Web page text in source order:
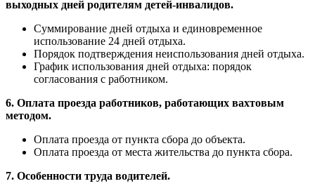
выходных дней родителям детей-инвалидов.
Суммирование дней отдыха и единовременное
использование 24 дней отдыха.
Порядок подтверждения неиспользования дней отдыха.
График использования дней отдыха: порядок
согласования с работником.
6. Оплата проезда работников, работающих вахтовым
методом.
Оплата проезда от пункта сбора до объекта.
Оплата проезда от места жительства до пункта сбора.
7. Особенности труда водителей.